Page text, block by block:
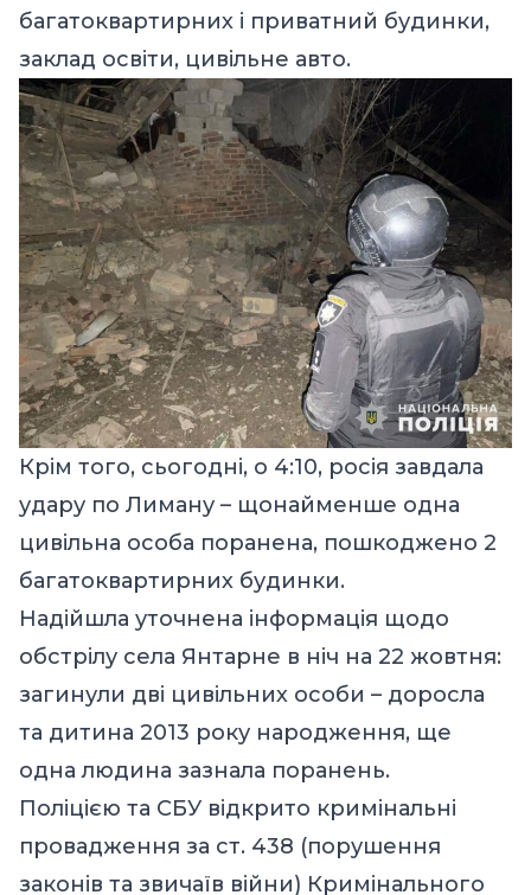
багатоквартирних і приватний будинки,
заклад освіти, цивільне авто.
Крім того, сьогодні, о 4:10, росія завдала
удару по Лиману – щонайменше одна
цивільна особа поранена, пошкоджено 2
багатоквартирних будинки.
Надійшла уточнена інформація щодо
обстрілу села Янтарне в ніч на 22 жовтня:
загинули дві цивільних особи – доросла
та дитина 2013 року народження, ще
одна людина зазнала поранень.
Поліцією та СБУ відкрито кримінальні
провадження за ст. 438 (порушення
законів та звичаїв війни) Кримінального